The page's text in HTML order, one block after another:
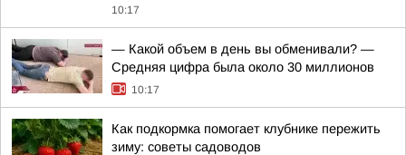
10:17
— Какой объем в день вы обменивали? —
Средняя цифра была около 30 миллионов
10:17
Как подкормка помогает клубнике пережить
зиму: советы садоводов